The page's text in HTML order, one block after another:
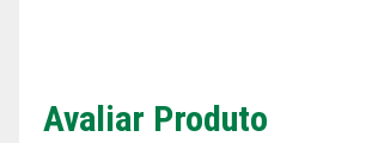
Avaliar Produto